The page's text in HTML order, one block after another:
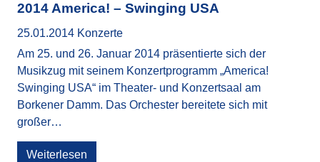
2014 America! – Swinging USA
25.01.2014 Konzerte
Am 25. und 26. Januar 2014 präsentierte sich der
Musikzug mit seinem Konzertprogramm „America!
Swinging USA“ im Theater- und Konzertsaal am
Borkener Damm. Das Orchester bereitete sich mit
großer…
Weiterlesen